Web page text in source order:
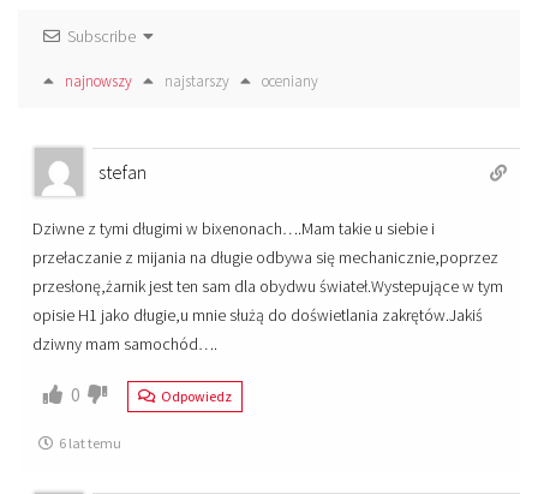
Subscribe
najnowszy najstarszy oceniany
stefan
Dziwne z tymi długimi w bixenonach….Mam takie u siebie i
przełaczanie z mijania na długie odbywa się mechanicznie,poprzez
przesłonę,żarnik jest ten sam dla obydwu świateł.Wystepujące w tym
opisie H1 jako długie,u mnie służą do doświetlania zakrętów.Jakiś
dziwny mam samochód….
0 Odpowiedz
6 lat temu